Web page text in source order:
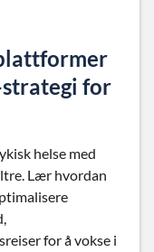
strategi for
helse med
Lær hvordan
for å vokse i